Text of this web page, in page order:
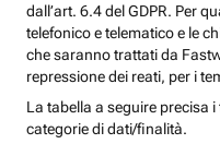
dall’art. 6.4 del GDPR. Per
telefonico e telematico e le
che saranno trattati da
repressione dei reati, per i
La tabella a seguire precisa
categorie di dati/finalità.